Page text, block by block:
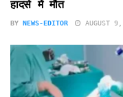
हादसे में मौत
BY NEWS-EDITOR AUGUST